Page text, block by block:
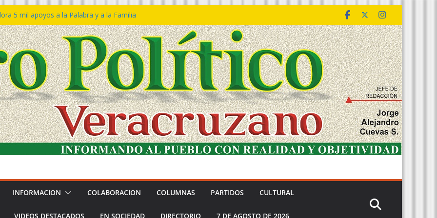
5 mil apoyos a la Palabra y a la Familia
Declaraciones de Procedencia en contra
𝙂𝙤𝙗𝙞𝙚𝙧𝙣𝙤 𝙙𝙚𝙡 𝙀𝙨𝙩𝙖𝙙𝙤 𝙖 𝙙𝙞𝙨𝙛𝙧𝙪𝙩𝙖𝙧
𝙙𝙚𝙡 𝙈𝙖𝙧 𝙚𝙣 𝘾𝙤𝙖𝙩𝙯𝙖𝙘𝙤𝙖𝙡𝙘𝙤𝙨
de policías con vocación de servicio y
SSP
rechaza acusaciones y asegura que
solicitud de desafuero
INFORMACION COLABORACION COLUMNAS PARTIDOS CULTURAL
VIDEOS DESTACADOS EN SOCIEDAD DIRECTORIO 7 DE AGOSTO DE 2026